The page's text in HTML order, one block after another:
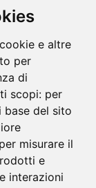
e altre
per
di
scopi: per
base del sito
per misurare il
e
interazioni